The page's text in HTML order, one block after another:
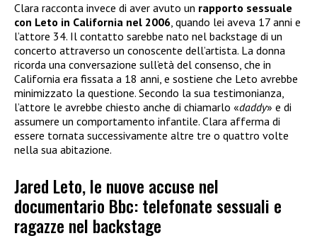
Clara racconta invece di aver avuto un rapporto sessuale
con Leto in California nel 2006, quando lei aveva 17 anni e
l’attore 34. Il contatto sarebbe nato nel backstage di un
concerto attraverso un conoscente dell’artista. La donna
ricorda una conversazione sull’età del consenso, che in
California era fissata a 18 anni, e sostiene che Leto avrebbe
minimizzato la questione. Secondo la sua testimonianza,
l’attore le avrebbe chiesto anche di chiamarlo «daddy» e di
assumere un comportamento infantile. Clara afferma di
essere tornata successivamente altre tre o quattro volte
nella sua abitazione.
Jared Leto, le nuove accuse nel
documentario Bbc: telefonate sessuali e
ragazze nel backstage